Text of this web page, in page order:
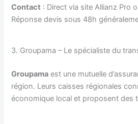
Contact : Direct via site Allianz Pro
Réponse devis sous 48h
3. Groupama – Le spécialiste du
Groupama est une mutuelle
région. Leurs caisses régionales
économique local et proposent des